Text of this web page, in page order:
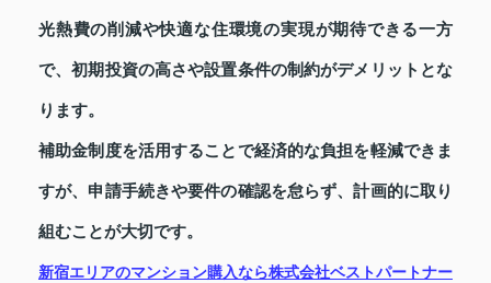
光熱費の削減や快適な住環境の実現が期待できる一方
で、初期投資の高さや設置条件の制約がデメリットとな
ります。
補助金制度を活用することで経済的な負担を軽減できま
すが、申請手続きや要件の確認を怠らず、計画的に取り
組むことが大切です。
新宿エリアのマンション購入なら株式会社ベストパートナー